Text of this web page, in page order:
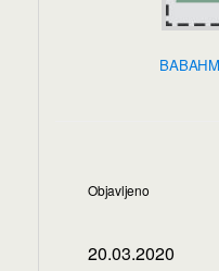
Objavljeno
20.03.2020